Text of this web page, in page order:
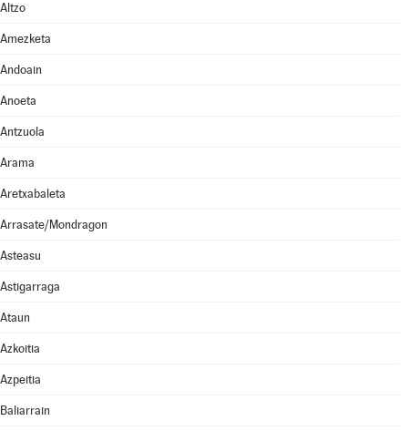
Altzo
Amezketa
Andoain
Anoeta
Antzuola
Arama
Aretxabaleta
Arrasate/Mondragon
Asteasu
Astigarraga
Ataun
Azkoitia
Azpeitia
Baliarrain